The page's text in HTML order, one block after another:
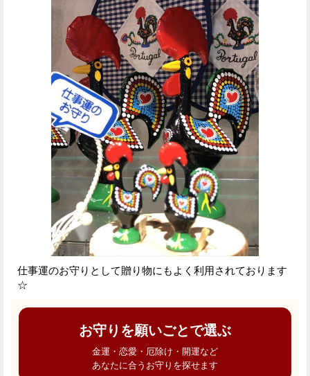
仕事運のお守りとして贈り物にもよく利用されております
☆
お守りを願いごとで選ぶ
金運・恋愛・厄除け・開運など
あなたに合うお守りを探せます